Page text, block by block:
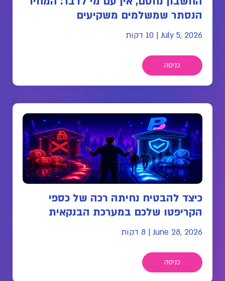
הנסתר שמשלמים משקיעים
July 5, 2026
| 10 דקות
כניסה
כיצד להבטיח נחיתה רכה של כספי
הקריפטו שלכם במערכת הבנקאית
June 28, 2026
| 8 דקות
כניסה